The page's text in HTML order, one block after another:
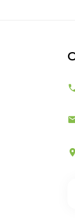
location_on